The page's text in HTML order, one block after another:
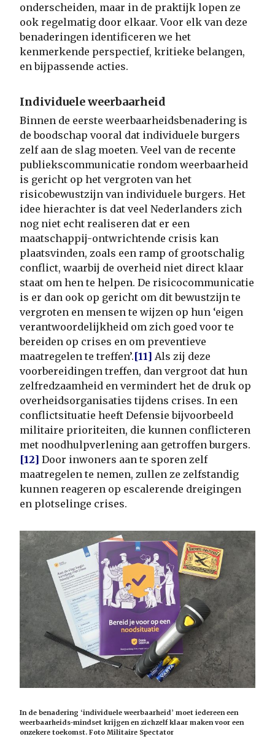
onderscheiden, maar in de praktijk lopen ze
ook regelmatig door elkaar. Voor elk van deze
benaderingen identificeren we het
kenmerkende perspectief, kritieke belangen,
en bijpassende acties.
Individuele weerbaarheid
Binnen de eerste weerbaarheidsbenadering is
de boodschap vooral dat individuele burgers
zelf aan de slag moeten. Veel van de recente
publiekscommunicatie rondom weerbaarheid
is gericht op het vergroten van het
risicobewustzijn van individuele burgers. Het
idee hierachter is dat veel Nederlanders zich
nog niet echt realiseren dat er een
maatschappij-ontwrichtende crisis kan
plaatsvinden, zoals een ramp of grootschalig
conflict, waarbij de overheid niet direct klaar
staat om hen te helpen. De risicocommunicatie
is er dan ook op gericht om dit bewustzijn te
vergroten en mensen te wijzen op hun ‘eigen
verantwoordelijkheid om zich goed voor te
bereiden op crises en om preventieve
maatregelen te treffen’.[11] Als zij deze
voorbereidingen treffen, dan vergroot dat hun
zelfredzaamheid en vermindert het de druk op
overheidsorganisaties tijdens crises. In een
conflictsituatie heeft Defensie bijvoorbeeld
militaire prioriteiten, die kunnen conflicteren
met noodhulpverlening aan getroffen burgers.
[12] Door inwoners aan te sporen zelf
maatregelen te nemen, zullen ze zelfstandig
kunnen reageren op escalerende dreigingen
en plotselinge crises.
In de benadering ‘individuele weerbaarheid’ moet iedereen een
weerbaarheids-mindset krijgen en zichzelf klaar maken voor een
onzekere toekomst. Foto Militaire Spectator